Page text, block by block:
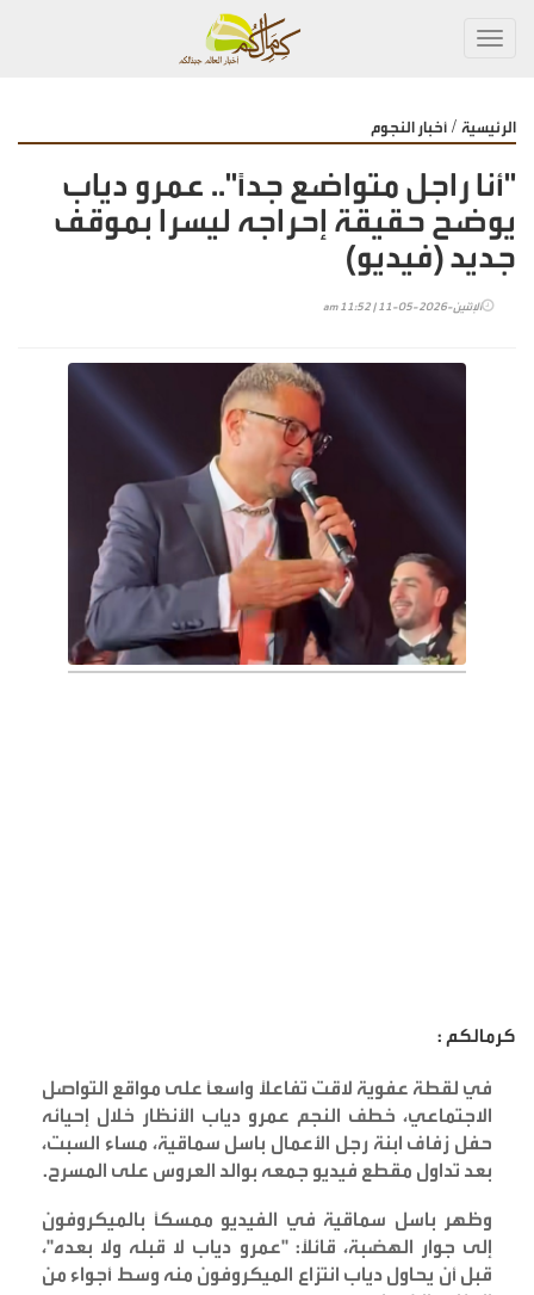
الرئيسية / أخبار النجوم
"أنا راجل متواضع جداً".. عمرو دياب
يوضح حقيقة إحراجه ليسرا بموقف
جديد (فيديو)
الإثنين-2026-05-11 | 11:52 am
كرمالكم :
في لقطة عفوية لاقت تفاعلاً واسعاً على مواقع التواصل
الاجتماعي، خطف النجم عمرو دياب الأنظار خلال إحيائه
حفل زفاف ابنة رجل الأعمال باسل سماقية، مساء السبت،
بعد تداول مقطع فيديو جمعه بوالد العروس على المسرح.
وظهر باسل سماقية في الفيديو ممسكاً بالميكروفون
إلى جوار الهضبة، قائلاً: "عمرو دياب لا قبله ولا بعده"،
قبل أن يحاول دياب انتزاع الميكروفون منه وسط أجواء من